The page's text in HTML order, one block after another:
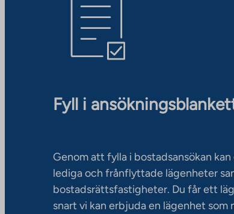
Fyll i
Genom att fylla i bostadsansökan
lediga och frånflyttade lägenheter
bostadsrättsfastigheter. Du får ett
snart vi kan erbjuda en lägenhet som